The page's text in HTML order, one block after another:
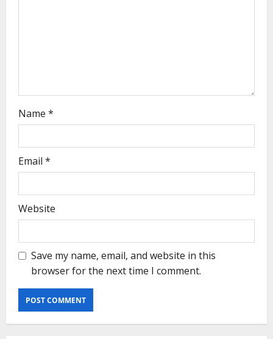
Name *
Email *
Website
Save my name, email, and website in this
browser for the next time I comment.